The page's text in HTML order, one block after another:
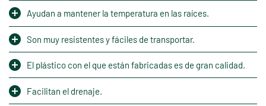
Ayudan a mantener la temperatura en las raíces.
Son muy resistentes y fáciles de transportar.
El plástico con el que están fabricadas es de gran calidad.
Facilitan el drenaje.